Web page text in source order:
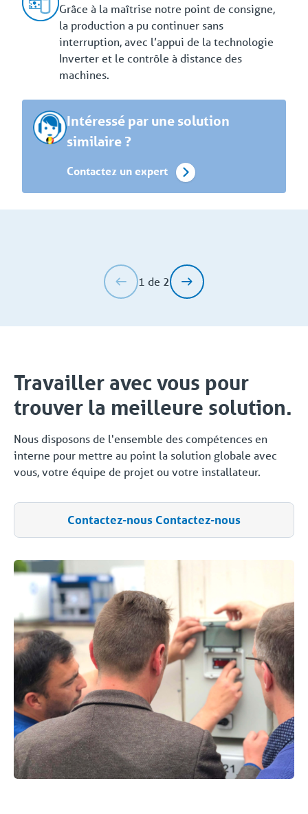
Grâce à la maîtrise notre point de consigne,
la production a pu continuer sans
interruption, avec l’appui de la technologie
Inverter et le contrôle à distance des
machines.
Intéressé par une solution
similaire ?
Contactez un expert
1 de 2
Travailler avec vous pour
trouver la meilleure solution.
Nous disposons de l'ensemble des compétences en
interne pour mettre au point la solution globale avec
vous, votre équipe de projet ou votre installateur.
Contactez-nous Contactez-nous